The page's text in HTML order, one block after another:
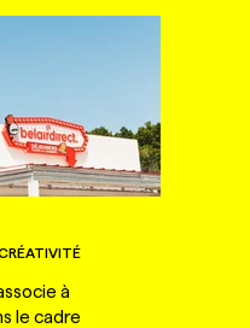
à
le cadre